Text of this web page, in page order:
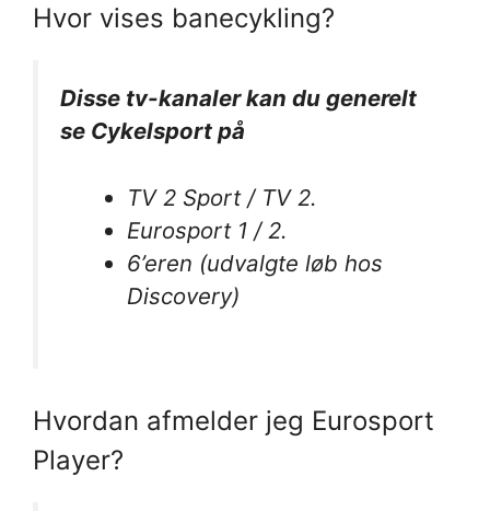
Hvor vises banecykling?
Disse tv-kanaler kan du generelt
se Cykelsport på
TV 2 Sport / TV 2.
Eurosport 1 / 2.
6’eren (udvalgte løb hos
Discovery)
Hvordan afmelder jeg Eurosport
Player?